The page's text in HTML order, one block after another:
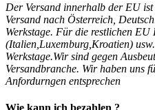
Der Versand innerhalb der EU
Versand nach Österreich,
Werkstage. Für die restlichen EU
(Italien,Luxemburg,Kroatien)
Werkstage.Wir sind gegen
Versandbranche. Wir haben uns
Anfordurngen entsprechen
Wie kann ich bezahlen ?